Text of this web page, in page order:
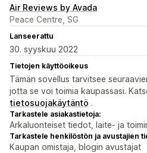
Air Reviews by Avada
Peace Centre, SG
Lanseerattu
30. syyskuu 2022
Tietojen käyttöoikeus
Tämän sovellus tarvitsee
jotta se voi toimia kaupassasi.
tietosuojakäytäntö .
Tarkastele asiakastietoja:
Arkaluonteiset tiedot, laite- ja
Tarkastele henkilöstön ja avustajien
Kaupan omistaja, blogin avustajat